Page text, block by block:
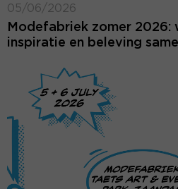
05/06/2026
Modefabriek zomer 2026:
inspiratie en beleving